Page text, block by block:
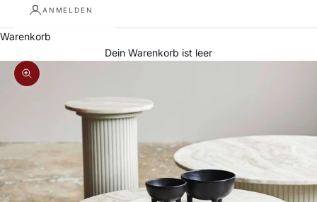
ANMELDEN
Warenkorb
Dein Warenkorb ist leer
Bild vergrößern